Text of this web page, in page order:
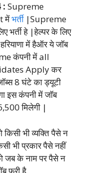
: Supreme
मेंभर्ती|Supreme
हे |हेल्पर के लिए
में हैऑर ये जॉब
कंपनी में all
Apply कर
8 घंटे का ड्यूटी
इस कंपनी में जॉब
मिलेगी |
भी व्यक्ति पैसे न
भी प्रकार पैसे नहीं
जब के नाम पर पैसे न
फ्री है